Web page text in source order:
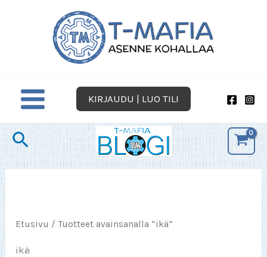
KIRJAUDU | LUO TILI
Hae
Etusivu / Tuotteet avainsanalla “ikä”
ikä